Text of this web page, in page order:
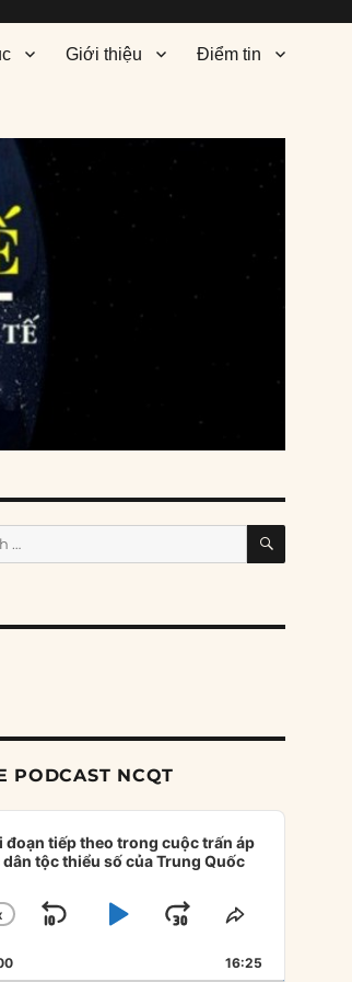
Giới thiệu Điểm tin
SEARCH
PODCAST NCQT
đoạn tiếp theo trong cuộc trấn áp
dân tộc thiểu số của Trung Quốc
SKIP
BACKWARD
PLAYJUMP
FORWARD
SHARE
EPISODE
16:25